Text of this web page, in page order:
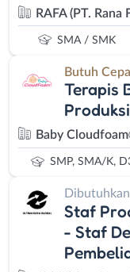
RAFA (PT. Rana
SMA / SMK
Butuh
Terapis
Produksi
Baby Cloudfoam
SMP, SMA/K,
Dibutuhkan
Staf
- Staf